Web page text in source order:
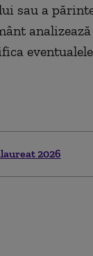
sau a
analizează
2026